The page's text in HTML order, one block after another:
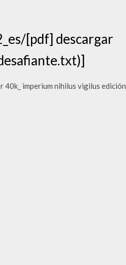
[pdf] descargar
imperium nihilus vigilus edición